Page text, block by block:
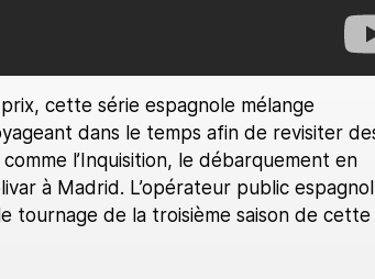
cette série espagnole mélange
dans le temps afin de revisiter
l’Inquisition, le débarquement en
à Madrid. L’opérateur public
tournage de la troisième saison de cette